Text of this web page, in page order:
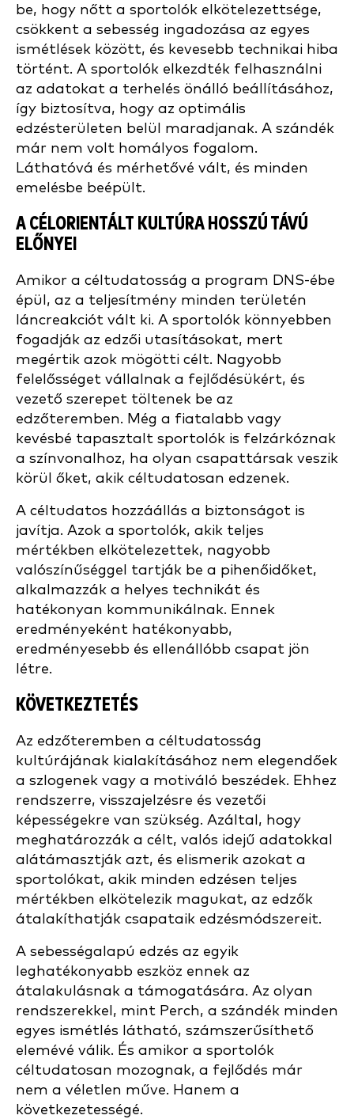
be, hogy nőtt a sportolók elkötelezettsége,
csökkent a sebesség ingadozása az egyes
ismétlések között, és kevesebb technikai hiba
történt. A sportolók elkezdték felhasználni
az adatokat a terhelés önálló beállításához,
így biztosítva, hogy az optimális
edzésterületen belül maradjanak. A szándék
már nem volt homályos fogalom.
Láthatóvá és mérhetővé vált, és minden
emelésbe beépült.
A CÉLORIENTÁLT KULTÚRA HOSSZÚ TÁVÚ
ELŐNYEI
Amikor a céltudatosság a program DNS-ébe
épül, az a teljesítmény minden területén
láncreakciót vált ki. A sportolók könnyebben
fogadják az edzői utasításokat, mert
megértik azok mögötti célt. Nagyobb
felelősséget vállalnak a fejlődésükért, és
vezető szerepet töltenek be az
edzőteremben. Még a fiatalabb vagy
kevésbé tapasztalt sportolók is felzárkóznak
a színvonalhoz, ha olyan csapattársak veszik
körül őket, akik céltudatosan edzenek.
A céltudatos hozzáállás a biztonságot is
javítja. Azok a sportolók, akik teljes
mértékben elkötelezettek, nagyobb
valószínűséggel tartják be a pihenőidőket,
alkalmazzák a helyes technikát és
hatékonyan kommunikálnak. Ennek
eredményeként hatékonyabb,
eredményesebb és ellenállóbb csapat jön
létre.
KÖVETKEZTETÉS
Az edzőteremben a céltudatosság
kultúrájának kialakításához nem elegendőek
a szlogenek vagy a motiváló beszédek. Ehhez
rendszerre, visszajelzésre és vezetői
képességekre van szükség. Azáltal, hogy
meghatározzák a célt, valós idejű adatokkal
alátámasztják azt, és elismerik azokat a
sportolókat, akik minden edzésen teljes
mértékben elkötelezik magukat, az edzők
átalakíthatják csapataik edzésmódszereit.
A sebességalapú edzés az egyik
leghatékonyabb eszköz ennek az
átalakulásnak a támogatására. Az olyan
rendszerekkel, mint Perch, a szándék minden
egyes ismétlés látható, számszerűsíthető
elemévé válik. És amikor a sportolók
céltudatosan mozognak, a fejlődés már
nem a véletlen műve. Hanem a
következetességé.